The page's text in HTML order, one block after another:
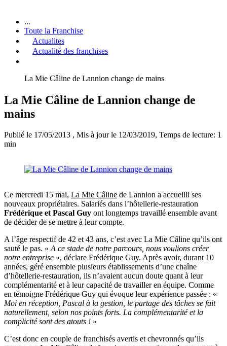
...
Toute la Franchise
Actualites
Actualité des franchises
La Mie Câline de Lannion change de mains
La Mie Câline de Lannion change de
mains
Publié le 17/05/2013 , Mis à jour le 12/03/2019, Temps de lecture: 1
min
Ce mercredi 15 mai, La Mie Câline de Lannion a accueilli ses
nouveaux propriétaires. Salariés dans l’hôtellerie-restauration
Frédérique et Pascal Guy ont longtemps travaillé ensemble avant
de décider de se mettre à leur compte.
A l’âge respectif de 42 et 43 ans, c’est avec La Mie Câline qu’ils ont
sauté le pas. «A ce stade de notre parcours, nous voulions créer
notre entreprise », déclare Frédérique Guy. Après avoir, durant 10
années, géré ensemble plusieurs établissements d’une chaîne
d’hôtellerie-restauration, ils n’avaient aucun doute quant à leur
complémentarité et à leur capacité de travailler en équipe. Comme
en témoigne Frédérique Guy qui évoque leur expérience passée : «
Moi en réception, Pascal à la gestion, le partage des tâches se fait
naturellement, selon nos points forts. La complémentarité et la
complicité sont des atouts ! »
C’est donc en couple de franchisés avertis et chevronnés qu’ils